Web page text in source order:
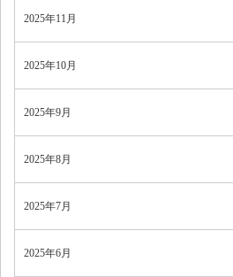
2025年11月
2025年10月
2025年9月
2025年8月
2025年7月
2025年6月